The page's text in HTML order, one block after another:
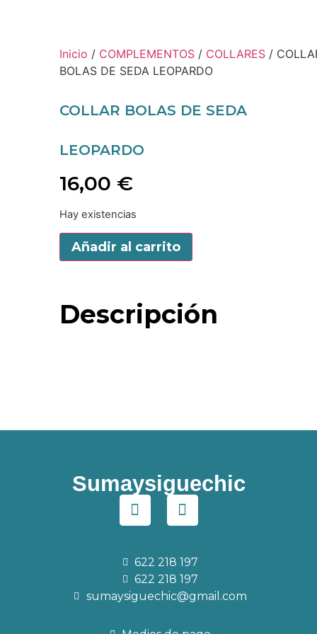
Inicio / COMPLEMENTOS / COLLARES /
BOLAS DE SEDA LEOPARDO
COLLAR BOLAS DE SEDA
LEOPARDO
16,00 €
Hay existencias
Añadir al carrito
Descripción
Sumaysiguechic
622 218 197
622 218 197
sumaysiguechic@gmail.com